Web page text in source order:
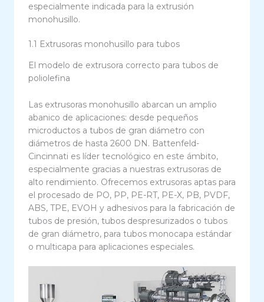
especialmente indicada para la extrusión
monohusillo.
1.1 Extrusoras monohusillo para tubos
El modelo de extrusora correcto para tubos de
poliolefina
Las extrusoras monohusillo abarcan un amplio
abanico de aplicaciones: desde pequeños
microductos a tubos de gran diámetro con
diámetros de hasta 2600 DN. Battenfeld-
Cincinnati es líder tecnológico en este ámbito,
especialmente gracias a nuestras extrusoras de
alto rendimiento. Ofrecemos extrusoras aptas para
el procesado de PO, PP, PE-RT, PE-X, PB, PVDF,
ABS, TPE, EVOH y adhesivos para la fabricación de
tubos de presión, tubos despresurizados o tubos
de gran diámetro, para tubos monocapa estándar
o multicapa para aplicaciones especiales.